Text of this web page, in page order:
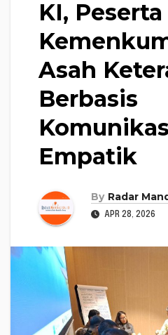
KI,
Asah
Berbasis
Empatik
By Radar
APR 28, 2026